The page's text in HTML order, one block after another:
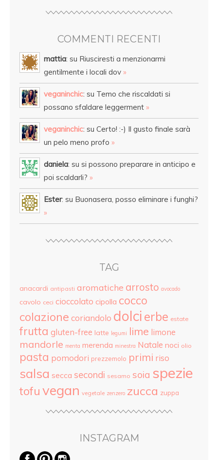
COMMENTI RECENTI
mattia: su Riusciresti a menzionarmi
gentilmente i locali dov »
veganinchic: su Temo che riscaldati si
possano sfaldare leggerment »
veganinchic: su Certo! :-) Il gusto finale sarà
un pelo meno profo »
daniela: su si possono preparare in anticipo e
poi scaldarli? »
Ester: su Buonasera, posso eliminare i funghi?
»
TAG
anacardi antipasti aromatiche arrosto avocado
cavolo ceci cioccolato cipolla cocco
colazione coriandolo dolci erbe estate
frutta gluten-free latte legumi lime limone
mandorle menta merenda minestra Natale noci olio
pasta pomodori prezzemolo primi riso
salsa secca secondi sesamo soia spezie
tofu vegan vegetale zenzero zucca zuppa
INSTAGRAM